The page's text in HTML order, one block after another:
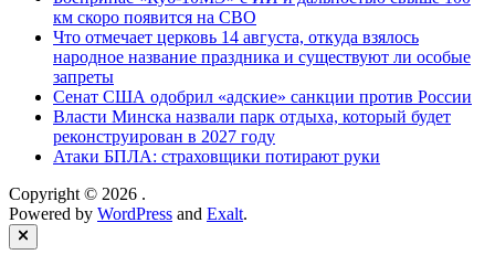
км скоро появится на СВО
Что отмечает церковь 14 августа, откуда взялось
народное название праздника и существуют ли особые
запреты
Сенат США одобрил «адские» санкции против России
Власти Минска назвали парк отдыха, который будет
реконструирован в 2027 году
Атаки БПЛА: страховщики потирают руки
Copyright © 2026 .
Powered by WordPress and Exalt.
Close